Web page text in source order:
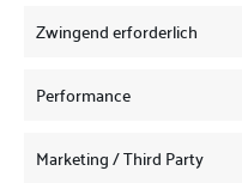
Zwingend erforderlich
Performance
Marketing / Third Party
Complianz, um Ihre